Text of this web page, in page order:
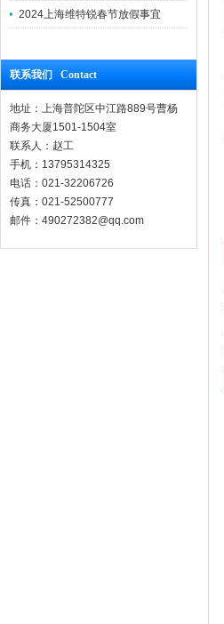
2024上海维特锐春节放假事宜
联系我们 Contact
地址：上海普陀区中江路889号曹杨
商务大厦1501-1504室
联系人：赵工
手机：13795314325
电话：021-32206726
传真：021-52500777
邮件：490272382@qq.com